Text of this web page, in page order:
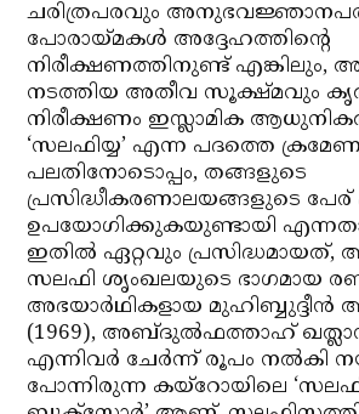
ചരിത്രപരവും
പോരായ്മകള്‍ അദ്ദേഹത്തിന്റെ
നിരീക്ഷണത്തിനുണ്ട് എങ്കിലും,
നടത്തിയ അതീവ സൂക്ഷ്മവും
നിരീക്ഷണം ഇസ്ലാമിക
‘സലഫിയ്യ’ എന്ന പദത്തെ
പലതിനോടൊപ്പം, തങ്ങളുടെ
പ്രസിദ്ധീകരണാലയങ്ങളുടെ
ഉപയോഗിക്കുകയുണ്ടായി
ഇതില്‍ ഏറ്റവും
സലഫി ശൃംഖലയുടെ ഭാഗമായ
അഭയാര്‍ഥികളായ
(1969), അബ്ദുല്‍ഫത്താഹ്
എന്നിവര്‍ ചേര്‍ന്ന് രൂപം നല്‍കി
പോന്നിരുന്ന കയ്‌റോയിലെ